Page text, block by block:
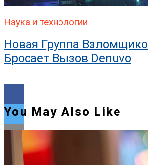
Наука и технологии
Новая Группа
Бросает Вызов Denuvo
Flipboard
You May Also Like